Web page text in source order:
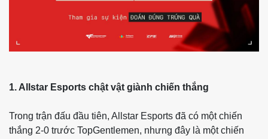
1. Allstar Esports chật vật giành chiến thắng
Trong trận đấu đầu tiên, Allstar Esports đã có một chiến
thắng 2-0 trước TopGentlemen, nhưng đây là một chiến